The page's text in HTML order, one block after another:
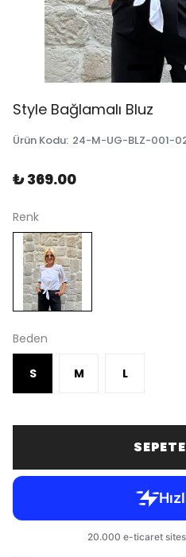
Style Bağlamalı Bluz
Ürün Kodu: 24-M-UG-BLZ-001-
₺ 369.00
Renk
Beden
S M L